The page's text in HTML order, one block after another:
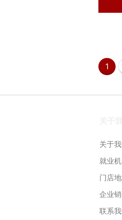
1
关于
就业
门店
企业
联系